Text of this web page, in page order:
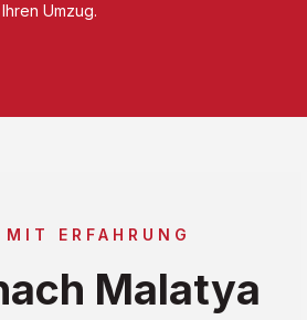
Umzug.
ERFAHRUNG
Malatya